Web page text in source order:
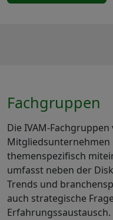
Fachgruppen
Die IVAM-
themenspezifisch
umfasst neben der
Trends und
auch strategische
Erfahrungssaustausch.